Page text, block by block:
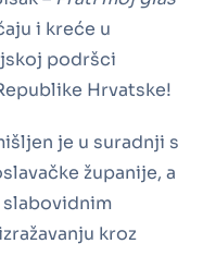
i kreće u
podršci
Hrvatske!
je u suradnji s
županije, a
kroz